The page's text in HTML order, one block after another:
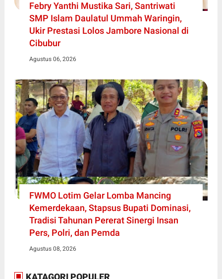
Febry Yanthi Mustika Sari, Santriwati
SMP Islam Daulatul Ummah Waringin,
Ukir Prestasi Lolos Jambore Nasional di
Cibubur
Agustus 06, 2026
FWMO Lotim Gelar Lomba Mancing
Kemerdekaan, Stapsus Bupati Dominasi,
Tradisi Tahunan Pererat Sinergi Insan
Pers, Polri, dan Pemda
Agustus 08, 2026
KATAGORI POPULER